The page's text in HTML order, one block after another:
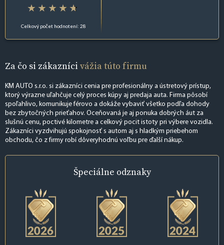
Celkový počet hodnotení: 28
Za čo si zákazníci vážia túto firmu
KM AUTO s.r.o. si zákazníci cenia pre profesionálny a ústretový prístup,
ktorý výrazne uľahčuje celý proces kúpy aj predaja auta. Firma pôsobí
spoľahlivo, komunikuje férovo a dokáže vybaviť všetko podľa dohody
bez zbytočných prieťahov. Oceňovaná je aj ponuka dobrých áut za
slušnú cenu, poctivé kilometre a celkový pocit istoty pri výbere vozidla.
Zákazníci vyzdvihujú spokojnosť s autom aj s hladkým priebehom
obchodu, čo z firmy robí dôveryhodnú voľbu pre ďalší nákup.
Špeciálne odznaky